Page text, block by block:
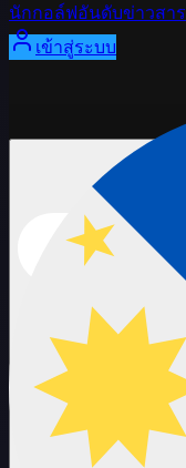
นักกอล์ฟอันดับข่าวสาร
เข้าสู่ระบบ